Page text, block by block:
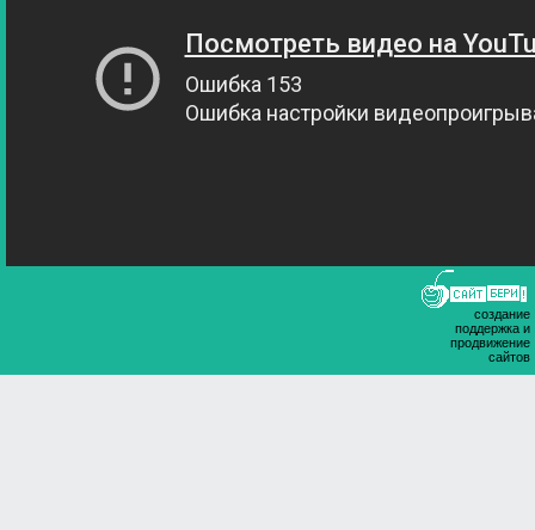
создание
поддержка и
продвижение
сайтов